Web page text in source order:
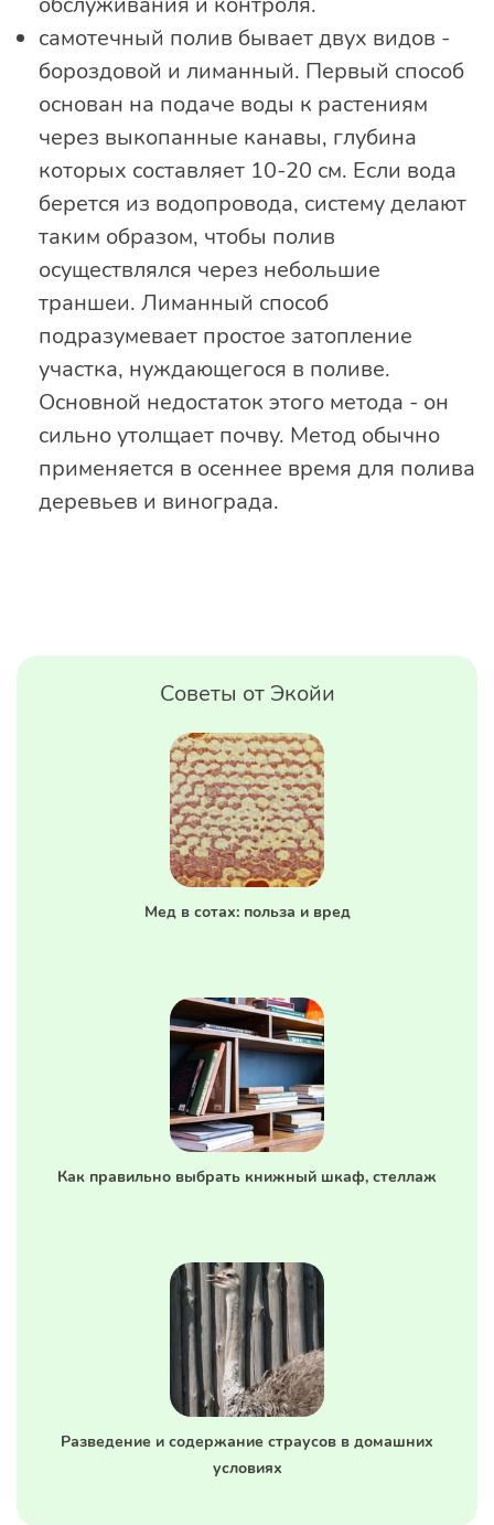
самотечный полив бывает двух видов -
бороздовой и лиманный. Первый способ
основан на подаче воды к растениям
через выкопанные канавы, глубина
которых составляет 10-20 см. Если вода
берется из водопровода, систему делают
таким образом, чтобы полив
осуществлялся через небольшие
траншеи. Лиманный способ
подразумевает простое затопление
участка, нуждающегося в поливе.
Основной недостаток этого метода - он
сильно утолщает почву. Метод обычно
применяется в осеннее время для полива
деревьев и винограда.
Советы от Экойи
Мед в сотах: польза и вред
Как правильно выбрать книжный шкаф, стеллаж
Разведение и содержание страусов в домашних
условиях